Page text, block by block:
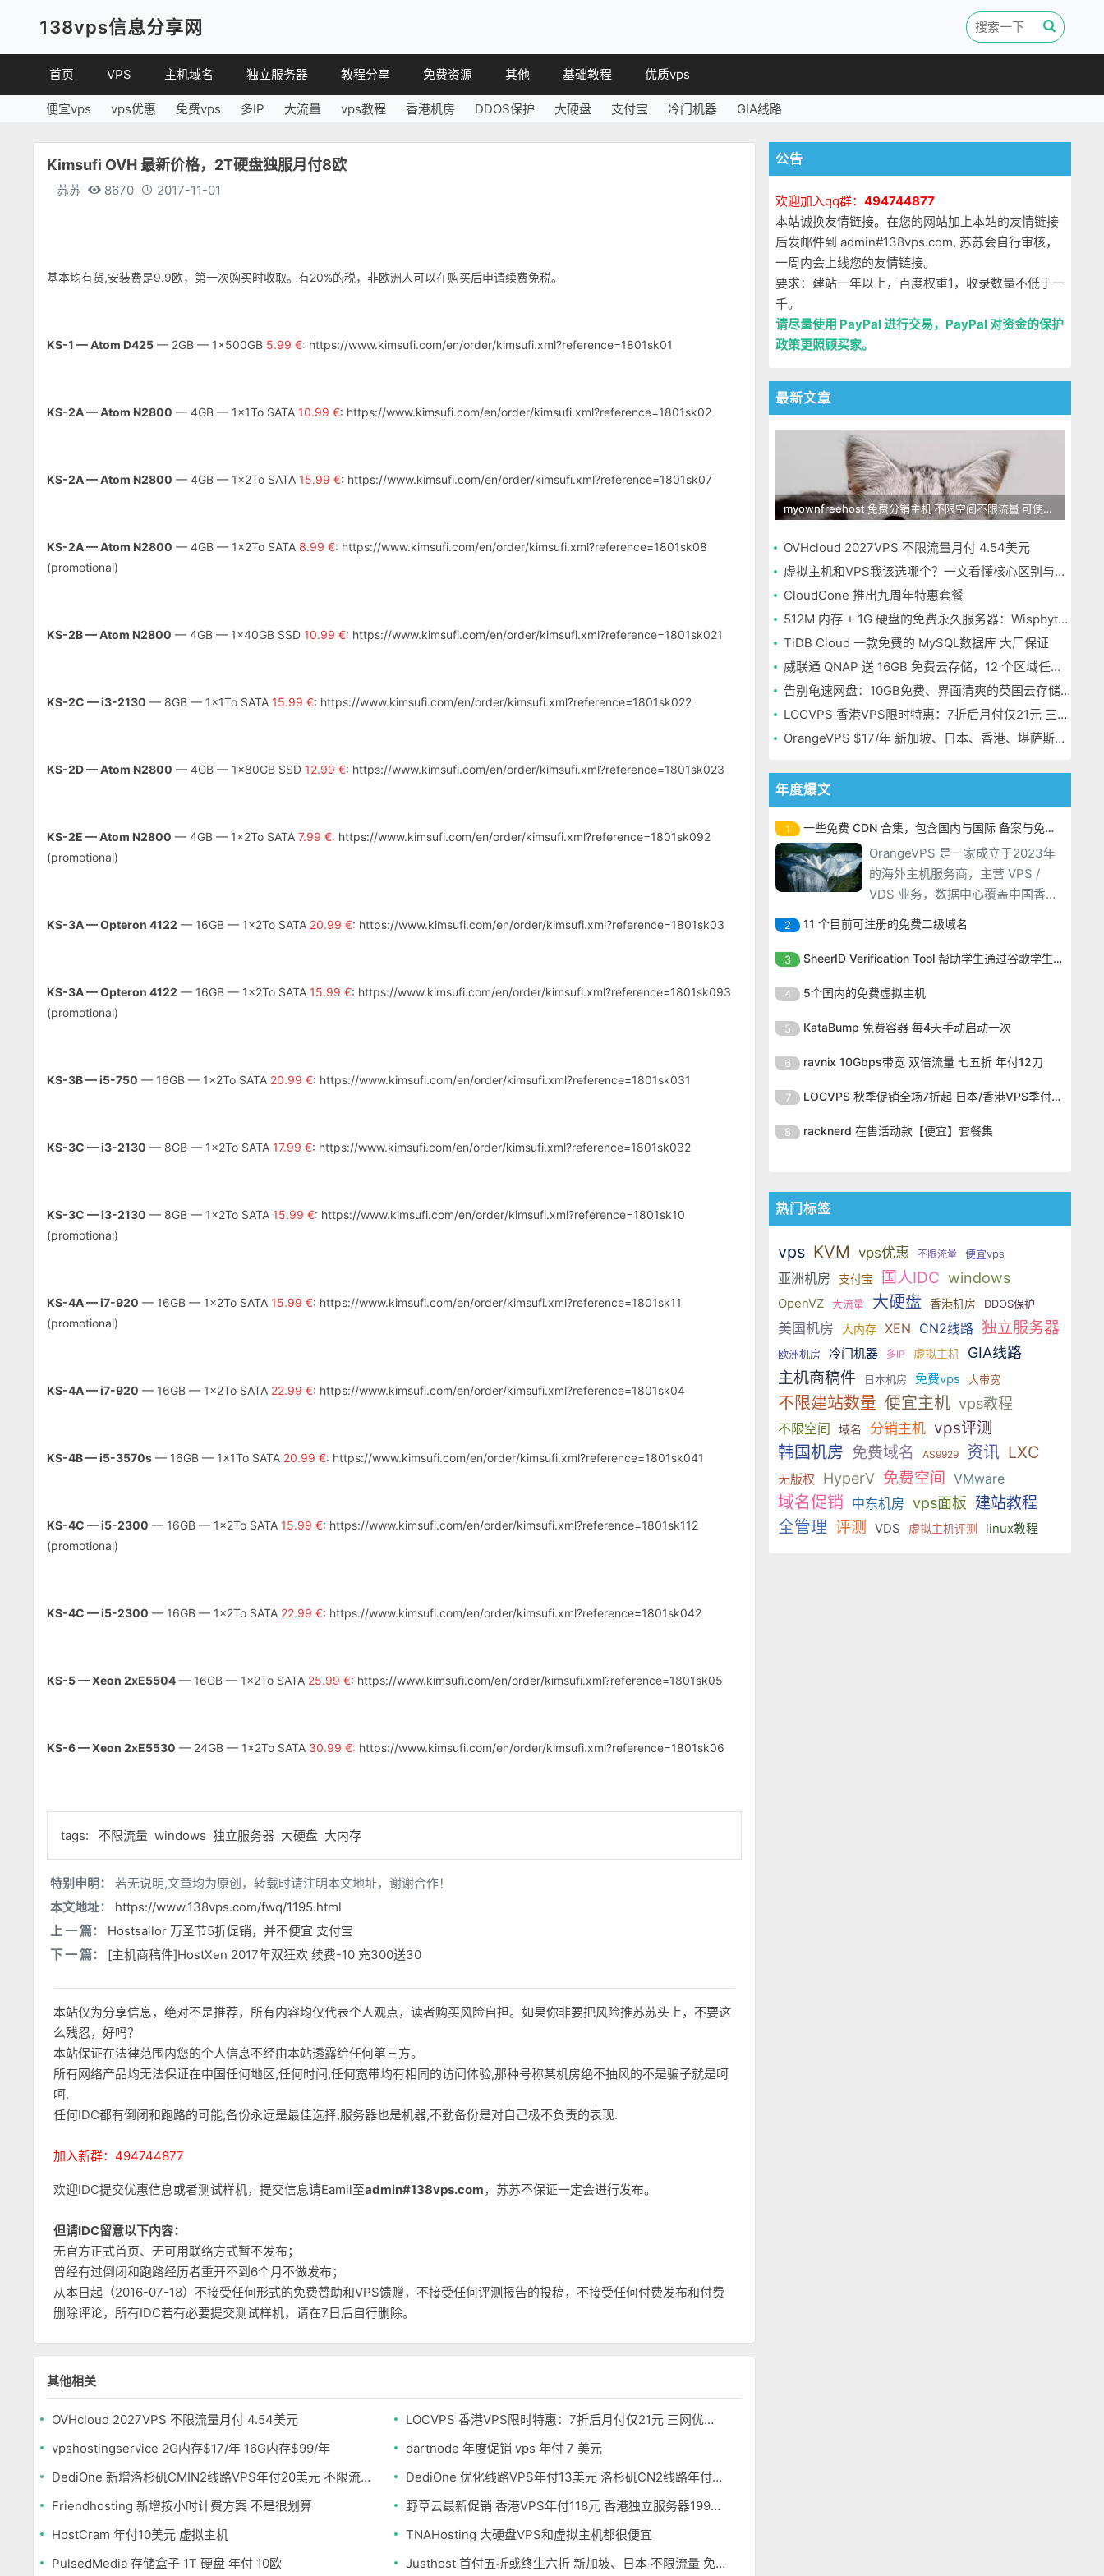
138vps信息分享网
首页 VPS
VPS优惠
VPS评测
主机域名
域名
独立服务器 教程分享
VPS教程
linux 教程
免费资源
免费空间
其他
简讯
基础教程 优质vps
便宜vps vps优惠 免费vps 多IP 大流量 vps教程 香港机房 DDOS保护 大硬盘 支付宝 冷门机器 GIA线路
Kimsufi OVH 最新价格，2T硬盘独服月付8欧
苏苏 8670 2017-11-01
基本均有货,安装费是9.9欧，第一次购买时收取。有20%的税，非欧洲人可以在购买后申请续费免税。
KS-1 — Atom D425 — 2GB — 1x500GB 5.99 €: https://www.kimsufi.com/en/order/kimsufi.xml?reference=1801sk01
KS-2A — Atom N2800 — 4GB — 1x1To SATA 10.99 €: https://www.kimsufi.com/en/order/kimsufi.xml?reference=1801sk02
KS-2A — Atom N2800 — 4GB — 1x2To SATA 15.99 €: https://www.kimsufi.com/en/order/kimsufi.xml?reference=1801sk07
KS-2A — Atom N2800 — 4GB — 1x2To SATA 8.99 €: https://www.kimsufi.com/en/order/kimsufi.xml?reference=1801sk08
(promotional)
KS-2B — Atom N2800 — 4GB — 1x40GB SSD 10.99 €: https://www.kimsufi.com/en/order/kimsufi.xml?reference=1801sk021
KS-2C — i3-2130 — 8GB — 1x1To SATA 15.99 €: https://www.kimsufi.com/en/order/kimsufi.xml?reference=1801sk022
KS-2D — Atom N2800 — 4GB — 1x80GB SSD 12.99 €: https://www.kimsufi.com/en/order/kimsufi.xml?reference=1801sk023
KS-2E — Atom N2800 — 4GB — 1x2To SATA 7.99 €: https://www.kimsufi.com/en/order/kimsufi.xml?reference=1801sk092
(promotional)
KS-3A — Opteron 4122 — 16GB — 1x2To SATA 20.99 €: https://www.kimsufi.com/en/order/kimsufi.xml?reference=1801sk03
KS-3A — Opteron 4122 — 16GB — 1x2To SATA 15.99 €: https://www.kimsufi.com/en/order/kimsufi.xml?reference=1801sk093
(promotional)
KS-3B — i5-750 — 16GB — 1x2To SATA 20.99 €: https://www.kimsufi.com/en/order/kimsufi.xml?reference=1801sk031
KS-3C — i3-2130 — 8GB — 1x2To SATA 17.99 €: https://www.kimsufi.com/en/order/kimsufi.xml?reference=1801sk032
KS-3C — i3-2130 — 8GB — 1x2To SATA 15.99 €: https://www.kimsufi.com/en/order/kimsufi.xml?reference=1801sk10
(promotional)
KS-4A — i7-920 — 16GB — 1x2To SATA 15.99 €: https://www.kimsufi.com/en/order/kimsufi.xml?reference=1801sk11
(promotional)
KS-4A — i7-920 — 16GB — 1x2To SATA 22.99 €: https://www.kimsufi.com/en/order/kimsufi.xml?reference=1801sk04
KS-4B — i5-3570s — 16GB — 1x1To SATA 20.99 €: https://www.kimsufi.com/en/order/kimsufi.xml?reference=1801sk041
KS-4C — i5-2300 — 16GB — 1x2To SATA 15.99 €: https://www.kimsufi.com/en/order/kimsufi.xml?reference=1801sk112
(promotional)
KS-4C — i5-2300 — 16GB — 1x2To SATA 22.99 €: https://www.kimsufi.com/en/order/kimsufi.xml?reference=1801sk042
KS-5 — Xeon 2xE5504 — 16GB — 1x2To SATA 25.99 €: https://www.kimsufi.com/en/order/kimsufi.xml?reference=1801sk05
KS-6 — Xeon 2xE5530 — 24GB — 1x2To SATA 30.99 €: https://www.kimsufi.com/en/order/kimsufi.xml?reference=1801sk06
tags: 不限流量 windows 独立服务器 大硬盘 大内存
特别申明：
若无说明,文章均为原创，转载时请注明本文地址，谢谢合作！
本文地址：
https://www.138vps.com/fwq/1195.html
上 一 篇：
Hostsailor 万圣节5折促销，并不便宜 支付宝
下 一 篇：
[主机商稿件]HostXen 2017年双狂欢 续费-10 充300送30
本站仅为分享信息，绝对不是推荐，所有内容均仅代表个人观点，读者购买风险自担。如果你非要把风险推苏苏头上，不要这
么残忍，好吗？
本站保证在法律范围内您的个人信息不经由本站透露给任何第三方。
所有网络产品均无法保证在中国任何地区,任何时间,任何宽带均有相同的访问体验,那种号称某机房绝不抽风的不是骗子就是呵
呵.
任何IDC都有倒闭和跑路的可能,备份永远是最佳选择,服务器也是机器,不勤备份是对自己极不负责的表现.
加入新群：494744877
欢迎IDC提交优惠信息或者测试样机，提交信息请Eamil至admin#138vps.com，苏苏不保证一定会进行发布。
但请IDC留意以下内容：
无官方正式首页、无可用联络方式暂不发布；
曾经有过倒闭和跑路经历者重开不到6个月不做发布；
从本日起（2016-07-18）不接受任何形式的免费赞助和VPS馈赠，不接受任何评测报告的投稿，不接受任何付费发布和付费
删除评论，所有IDC若有必要提交测试样机，请在7日后自行删除。
其他相关
OVHcloud 2027VPS 不限流量月付 4.54美元
LOCVPS 香港VPS限时特惠：7折后月付仅21元 三网优化BGP线路 可选原生IP
vpshostingservice 2G内存$17/年 16G内存$99/年
dartnode 年度促销 vps 年付 7 美元
DediOne 新增洛杉矶CMIN2线路VPS年付20美元 不限流量
DediOne 优化线路VPS年付13美元 洛杉矶CN2线路年付59美元
Friendhosting 新增按小时计费方案 不是很划算
野草云最新促销 香港VPS年付118元 香港独立服务器199元/月
HostCram 年付10美元 虚拟主机
TNAHosting 大硬盘VPS和虚拟主机都很便宜
PulsedMedia 存储盒子 1T 硬盘 年付 10欧
Justhost 首付五折或终生六折 新加坡、日本 不限流量 免费换机房
公告
欢迎加入qq群： 494744877
本站诚换友情链接。在您的网站加上本站的友情链接
后发邮件到 admin#138vps.com, 苏苏会自行审核，
一周内会上线您的友情链接。
要求：建站一年以上，百度权重1，收录数量不低于一
千。
请尽量使用 PayPal 进行交易，PayPal 对资金的保护
政策更照顾买家。
最新文章
myownfreehost 免费分销主机 不限空间不限流量 可使用免费域名申请
OVHcloud 2027VPS 不限流量月付 4.54美元
虚拟主机和VPS我该选哪个？一文看懂核心区别与选择指南
CloudCone 推出九周年特惠套餐
512M 内存 + 1G 硬盘的免费永久服务器：Wispbyte 上手
TiDB Cloud 一款免费的 MySQL数据库 大厂保证
威联通 QNAP 送 16GB 免费云存储，12 个区域任选，邮箱注册即可
告别龟速网盘：10GB免费、界面清爽的英国云存储Icedrive体验
LOCVPS 香港VPS限时特惠：7折后月付仅21元 三网优化BGP线路 可选原生IP
OrangeVPS $17/年 新加坡、日本、香港、堪萨斯机房
年度爆文
1 一些免费 CDN 合集，包含国内与国际 备案与免备案
OrangeVPS 是一家成立于2023年
的海外主机服务商，主营 VPS /
VDS 业务，数据中心覆盖中国香
港、新加坡、日本、美国堪萨斯与
洛杉矶等多个地区。其 VPS 产品基
于 KVM 虚拟化架构，配备 NVMe
国两大系列。亚洲 VPS 月付低至 6
2 11 个目前可注册的免费二级域名
OrangeVPS 是一家成立于2023年
的海外主机服务商，主营 VPS /
VDS 业务，数据中心覆盖中国香
洛杉矶等多个地区。其 VPS 产品基
SSD 固态硬盘，主要分为亚洲和美
国两大系列。亚洲 VPS 月付低至 6
3 SheerID Verification Tool 帮助学生通过谷歌学生计划免费获得 Gemini Advanced
OrangeVPS 是一家成立于2023年
的海外主机服务商，主营 VPS /
VDS 业务，数据中心覆盖中国香
洛杉矶等多个地区。其 VPS 产品基
SSD 固态硬盘，主要分为亚洲和美
国两大系列。亚洲 VPS 月付低至 6
4 5个国内的免费虚拟主机
OrangeVPS 是一家成立于2023年
的海外主机服务商，主营 VPS /
VDS 业务，数据中心覆盖中国香
洛杉矶等多个地区。其 VPS 产品基
SSD 固态硬盘，主要分为亚洲和美
5 KataBump 免费容器 每4天手动启动一次
OrangeVPS 是一家成立于2023年
的海外主机服务商，主营 VPS /
VDS 业务，数据中心覆盖中国香
洛杉矶等多个地区。其 VPS 产品基
国两大系列。亚洲 VPS 月付低至 6
6 ravnix 10Gbps带宽 双倍流量 七五折 年付12刀
OrangeVPS 是一家成立于2023年
的海外主机服务商，主营 VPS /
VDS 业务，数据中心覆盖中国香
于 KVM 虚拟化架构，配备 NVMe
国两大系列。亚洲 VPS 月付低至 6
美元，美国
7 LOCVPS 秋季促销全场7折起 日本/香港VPS季付63元
OrangeVPS 是一家成立于2023年
的海外主机服务商，主营 VPS /
于 KVM 虚拟化架构，配备 NVMe
SSD 固态硬盘，主要分为亚洲和美
国两大系列。亚洲 VPS 月付低至 6
美元，美国
8 racknerd 在售活动款【便宜】套餐集
VDS 业务，数据中心覆盖中国香
于 KVM 虚拟化架构，配备 NVMe
SSD 固态硬盘，主要分为亚洲和美
国两大系列。亚洲 VPS 月付低至 6
美元，美国
热门标签
vps KVM vps优惠 不限流量 便宜vps
亚洲机房 支付宝 国人IDC windows
OpenVZ 大流量 大硬盘 香港机房 DDOS保护
美国机房 大内存 XEN CN2线路 独立服务器
欧洲机房 冷门机器 多IP 虚拟主机 GIA线路
主机商稿件 日本机房 免费vps 大带宽
不限建站数量 便宜主机 vps教程
不限空间 域名 分销主机 vps评测
韩国机房 免费域名 AS9929 资讯 LXC
无版权 HyperV 免费空间 VMware
域名促销 中东机房 vps面板 建站教程
全管理 评测 VDS 虚拟主机评测 linux教程